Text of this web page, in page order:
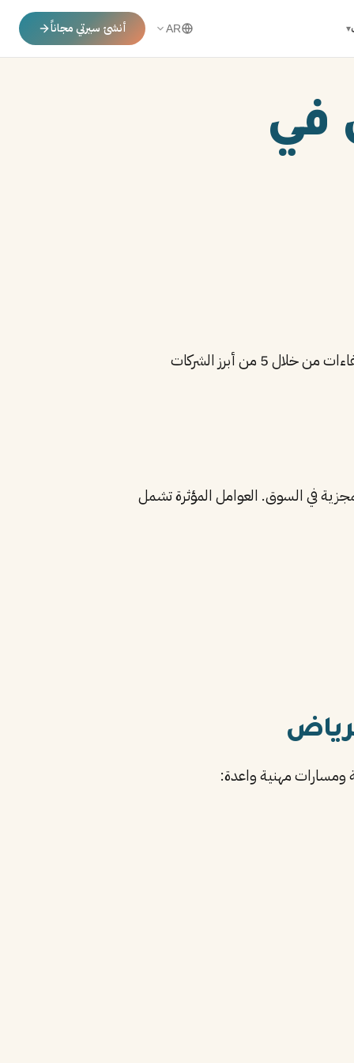
▾
AR أنشئ سيرتي مجاناً
في
مهندس صناعي هو أحد التخصصات الأساسية للمشاريع الهندسية في الرياض. تستقطب المدينة أفضل الكفاءات من خلال 5 من أبرز الشركات
في السوق. العوامل المؤثرة تشمل
مهنية واعدة: